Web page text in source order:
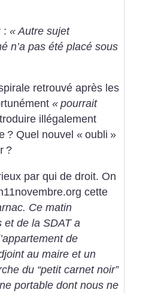
: « Autre sujet
n’a pas été placé sous
retrouvé après les
« pourrait
illégalement
? Quel nouvel « oubli »
?
par qui de droit. On
cette
Ce matin
et de la SDAT a
de
au maire et un
du “petit carnet noir”
portable dont nous ne